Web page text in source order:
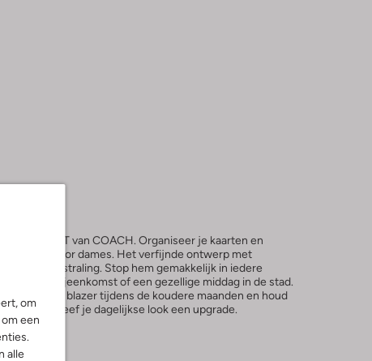
om
een
alle
WALLET van COACH. Organiseer je kaarten en
voor dames. Het verfijnde ontwerp met
uitstraling. Stop hem gemakkelijk in iedere
zakelijke bijeenkomst of een gezellige middag in de stad.
een wollen blazer tijdens de koudere maanden en houd
hand. Geef je dagelijkse look een upgrade.
10